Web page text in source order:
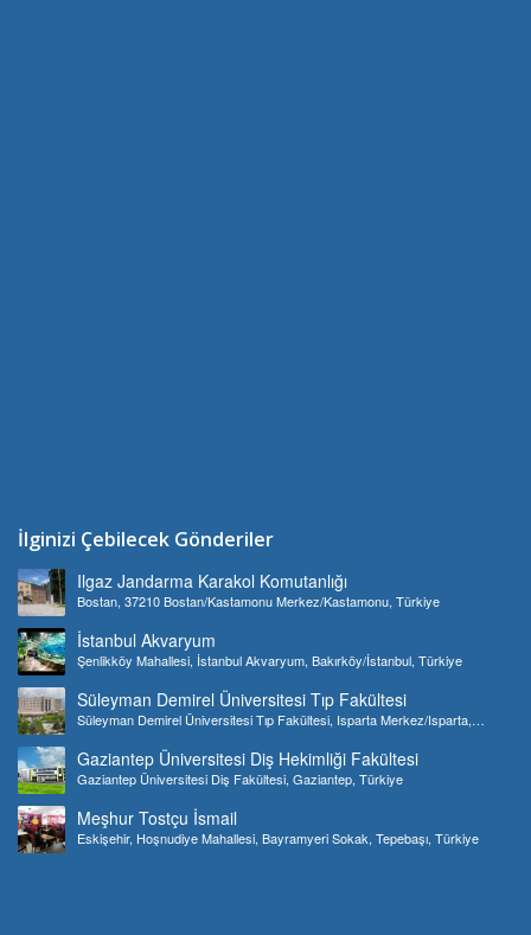
İlginizi Çebilecek Gönderiler
Ilgaz Jandarma Karakol Komutanlığı
Bostan, 37210 Bostan/Kastamonu Merkez/Kastamonu, Türkiye
İstanbul Akvaryum
Şenlikköy Mahallesi, İstanbul Akvaryum, Bakırköy/İstanbul, Türkiye
Süleyman Demirel Üniversitesi Tıp Fakültesi
Süleyman Demirel Üniversitesi Tıp Fakültesi, Isparta Merkez/Isparta,
Gaziantep Üniversitesi Diş Hekimliği Fakültesi
Gaziantep Üniversitesi Diş Fakültesi, Gaziantep, Türkiye
Meşhur Tostçu İsmail
Eskişehir, Hoşnudiye Mahallesi, Bayramyeri Sokak, Tepebaşı, Türkiye